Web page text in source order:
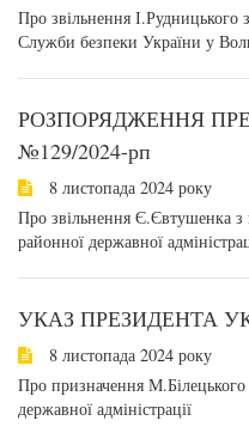
Про звільнення І.Рудницького
Служби безпеки України у
РОЗПОРЯДЖЕННЯ
№129/2024-рп
8 листопада 2024 року
Про звільнення Є.Євтушенка з
районної державної
УКАЗ ПРЕЗИДЕНТА
8 листопада 2024 року
Про призначення М.Білецького
державної адміністрації